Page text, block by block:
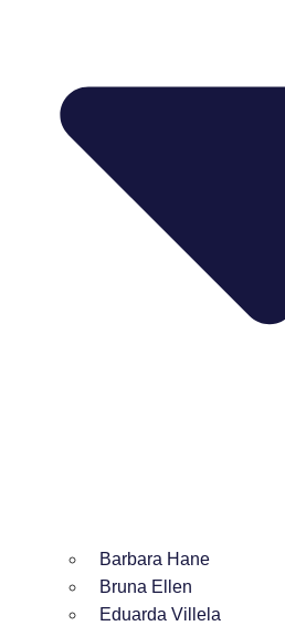
Barbara Hane
Bruna Ellen
Eduarda Villela